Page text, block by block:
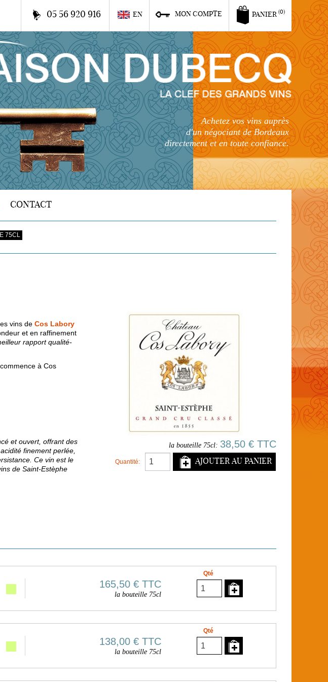
PANIER (0)
MON COMPTE
EN
05 56 920 916
Achetez vos vins auprès
d'un négociant de Bordeaux
directement et en toute confiance.
CONTACT
75CL
la bouteille 75cl: 38,50 € TTC
Quantité: AJOUTER AU PANIER
vins deCos Labory
et en raffinement
rapport qualité-
à Cos
et ouvert, offrant des
finement perlée,
Ce vin est le
de Saint-Estèphe
165,50 € TTC
la bouteille 75cl
Qté
138,00 € TTC
la bouteille 75cl
Qté